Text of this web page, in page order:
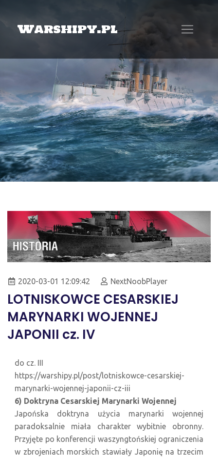
Warshipy.pl
2020-03-01 12:09:42 NextNoobPlayer
LOTNISKOWCE CESARSKIEJ
MARYNARKI WOJENNEJ
JAPONII cz. IV
do cz. III
https://warshipy.pl/post/lotniskowce-cesarskiej-
marynarki-wojennej-japonii-cz-iii
6) Doktryna Cesarskiej Marynarki Wojennej
Japońska doktryna użycia marynarki wojennej
paradoksalnie miała charakter wybitnie obronny.
Przyjęte po konferencji waszyngtońskiej ograniczenia
w zbrojeniach morskich stawiały Japonię na trzecim